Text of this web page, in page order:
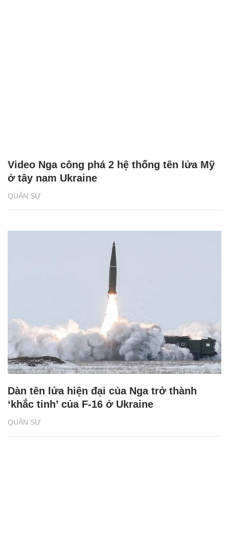
QUÂN SỰ
Video Nga công phá 2 hệ thống tên lửa Mỹ
ở tây nam Ukraine
QUÂN SỰ
Dàn tên lửa hiện đại của Nga trở thành
‘khắc tinh’ của F-16 ở Ukraine